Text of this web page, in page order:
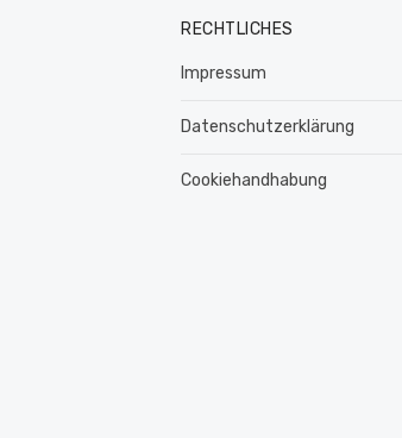
RECHTLICHES
Impressum
Datenschutzerklärung
Cookiehandhabung